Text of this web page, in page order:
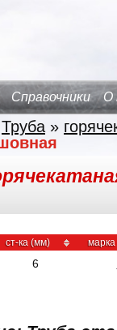
Справочники О
Труба »
ст-ка (мм) марка
6